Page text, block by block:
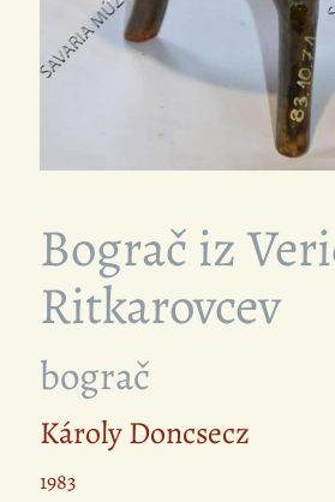
Bograč iz
Ritkarovcev
bograč
Károly Doncsecz
1983